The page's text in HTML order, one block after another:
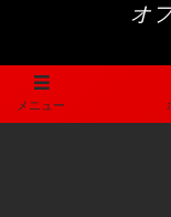
メニュー
オ